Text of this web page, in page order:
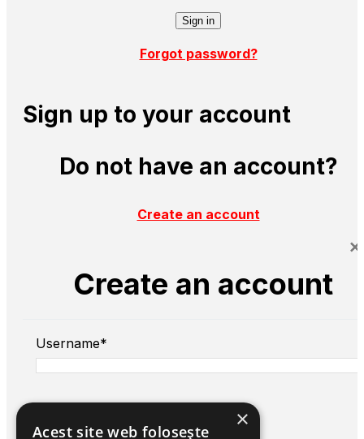
Forgot password?
Sign up to your account
Do not have an account?
Create an account
Create an account
×
Username*
×
Acest site web folosește